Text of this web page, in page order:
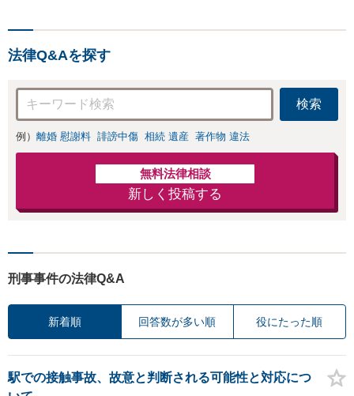
法律Q&Aを探す
検索
例） 離婚 慰謝料 誹謗中傷 相続 遺産 著作物 違法
無料法律相談
新しく投稿する
刑事事件の法律Q&A
新着順 回答数が多い順 役にたった順
駅での接触事故、故意と判断される可能性と対応につ